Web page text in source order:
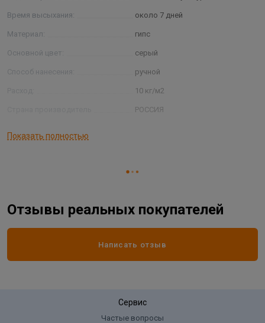
Время высыхания: около 7 дней
Материал: гипс
Основной цвет: серый
ручной
10 кг/м2
РОССИЯ
25 кг
Показать полностью
Отзывы реальных покупателей
Написать отзыв
Сервис
Частые вопросы